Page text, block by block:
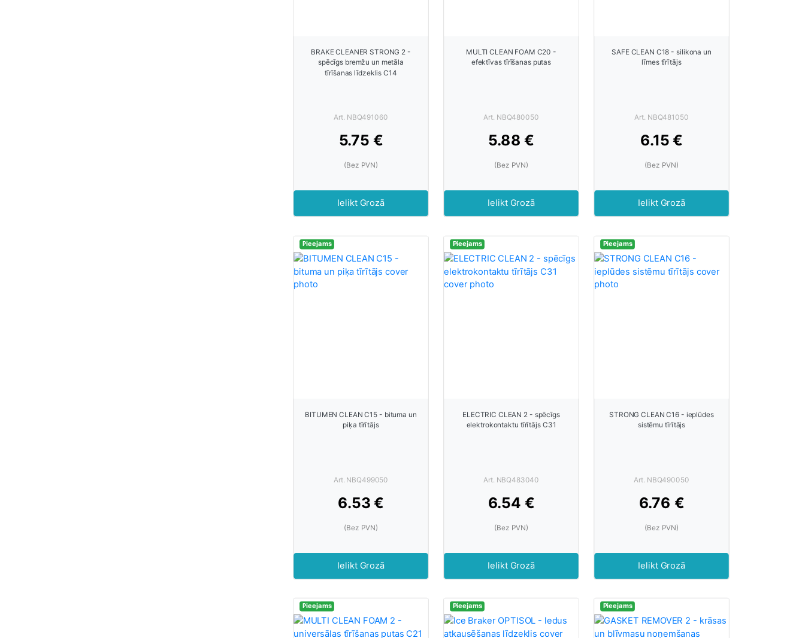
BRAKE CLEANER STRONG 2 -
spēcīgs bremžu un metāla
tīrīšanas līdzeklis C14
Art. NBQ491060
5.75 €
(Bez PVN)
Ielikt Grozā
MULTI CLEAN FOAM C20 -
efektīvas tīrīšanas putas
Art. NBQ480050
5.88 €
(Bez PVN)
Ielikt Grozā
SAFE CLEAN C18 - silikona un
līmes tīrītājs
Art. NBQ481050
6.15 €
(Bez PVN)
Ielikt Grozā
Pieejams
BITUMEN CLEAN C15 - bituma un
piķa tīrītājs
Art. NBQ499050
6.53 €
(Bez PVN)
Ielikt Grozā
Pieejams
ELECTRIC CLEAN 2 - spēcīgs
elektrokontaktu tīrītājs C31
Art. NBQ483040
6.54 €
(Bez PVN)
Ielikt Grozā
Pieejams
STRONG CLEAN C16 - ieplūdes
sistēmu tīrītājs
Art. NBQ490050
6.76 €
(Bez PVN)
Ielikt Grozā
Pieejams Pieejams Pieejams